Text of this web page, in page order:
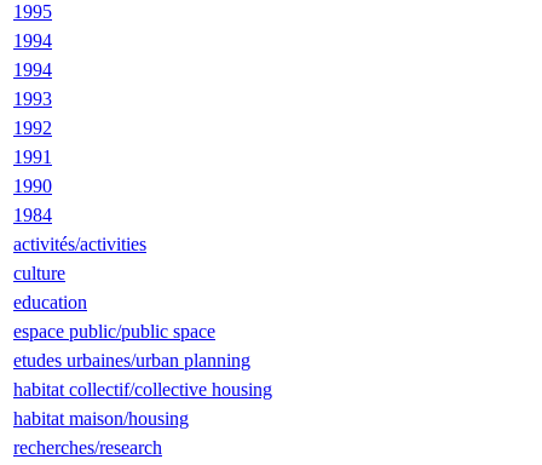
1995
1994
1994
1993
1992
1991
1990
1984
activités/activities
culture
education
espace public/public space
etudes urbaines/urban planning
habitat collectif/collective housing
habitat maison/housing
recherches/research